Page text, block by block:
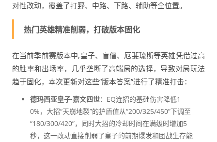
对性改动，覆盖了打野、中路、下路、辅助等全位置。
热门英雄精准削弱，打破版本固化
在当前季前赛版本中,皇子、盲僧、厄斐琉斯等英雄凭借过高
的胜率和出场率，几乎垄断了高端局的选择，导致对局玩法
趋于固化，本次更新对这些“版本答案”进行了精准打击：
德玛西亚皇子·嘉文四世：EQ连招的基础伤害降低1
0%，大招“天崩地裂”的护盾值从“200/325/450”下调至
“180/300/420”，同时大招的冷却时间在满级时增加5
秒，这一改动直接削弱了皇子的前期爆发和团战生存能